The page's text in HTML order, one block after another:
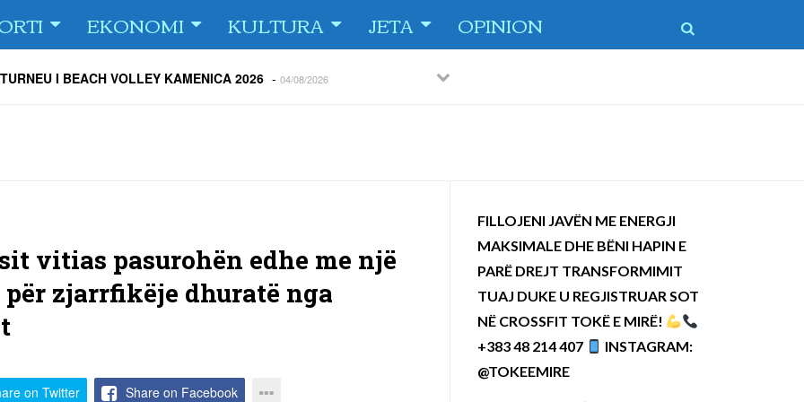
EKONOMI KULTURA JETA OPINION
i FC Drita në Europa Conference League - PreviousNext
vitias pasurohën edhe me një
zjarrfikëje dhuratë nga
on Twitter Share on Facebook
FILLOJENI JAVËN ME ENERGJI
MAKSIMALE DHE BËNI HAPIN E
PARË DREJT TRANSFORMIMIT
TUAJ DUKE U REGJISTRUAR SOT
NË CROSSFIT TOKË E MIRË!
+383 48 214 407
INSTAGRAM:
@TOKEEMIRE